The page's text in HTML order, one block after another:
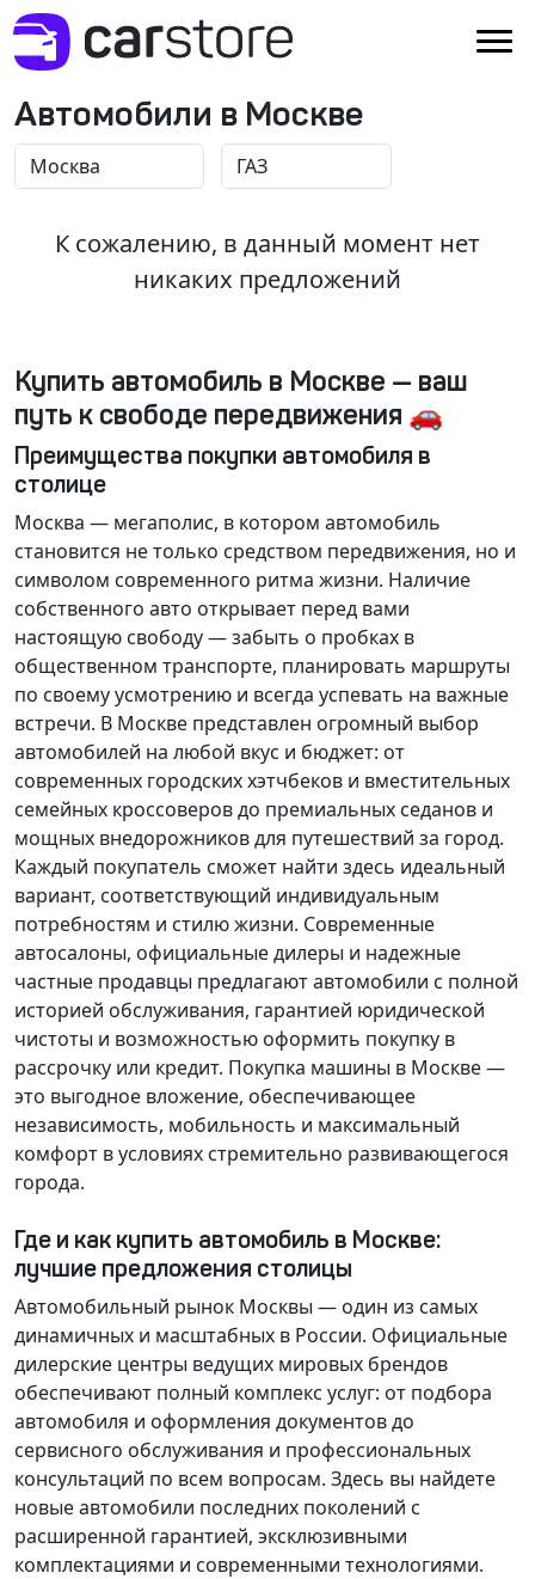
Автомобили в Москве
К сожалению, в данный момент нет
никаких предложений
Купить автомобиль в Москве — ваш
путь к свободе передвижения 🚗
Преимущества покупки автомобиля в
столице
Москва — мегаполис, в котором автомобиль
становится не только средством передвижения, но и
символом современного ритма жизни. Наличие
собственного авто открывает перед вами
настоящую свободу — забыть о пробках в
общественном транспорте, планировать маршруты
по своему усмотрению и всегда успевать на важные
встречи. В Москве представлен огромный выбор
автомобилей на любой вкус и бюджет: от
современных городских хэтчбеков и вместительных
семейных кроссоверов до премиальных седанов и
мощных внедорожников для путешествий за город.
Каждый покупатель сможет найти здесь идеальный
вариант, соответствующий индивидуальным
потребностям и стилю жизни. Современные
автосалоны, официальные дилеры и надежные
частные продавцы предлагают автомобили с полной
историей обслуживания, гарантией юридической
чистоты и возможностью оформить покупку в
рассрочку или кредит. Покупка машины в Москве —
это выгодное вложение, обеспечивающее
независимость, мобильность и максимальный
комфорт в условиях стремительно развивающегося
города.
Где и как купить автомобиль в Москве:
лучшие предложения столицы
Автомобильный рынок Москвы — один из самых
динамичных и масштабных в России. Официальные
дилерские центры ведущих мировых брендов
обеспечивают полный комплекс услуг: от подбора
автомобиля и оформления документов до
сервисного обслуживания и профессиональных
консультаций по всем вопросам. Здесь вы найдете
новые автомобили последних поколений с
расширенной гарантией, эксклюзивными
комплектациями и современными технологиями.